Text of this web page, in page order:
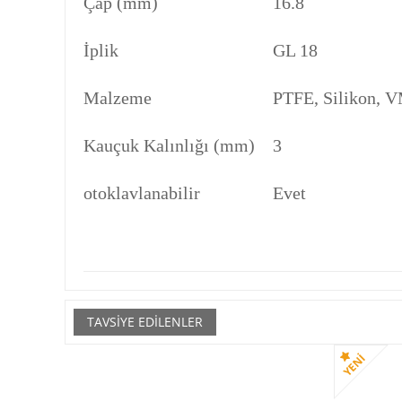
İplik GL 18
Malzeme PTFE, Silikon,
Kauçuk Kalınlığı (mm) 3
otoklavlanabilir Evet
TAVSIYE EDILENLER